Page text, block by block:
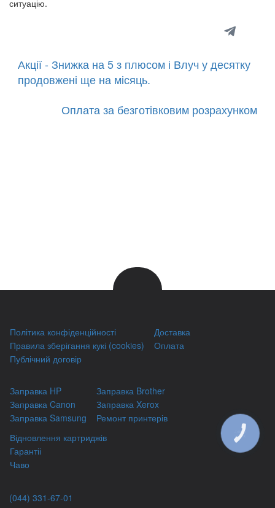
ситуацію.
Акції - Знижка на 5 з плюсом і Влуч у десятку
продовжені ще на місяць.
Оплата за безготівковим розрахунком
Політика конфіденційності
Правила зберігання кукі (cookies)
Публічний договір
Доставка
Оплата
Заправка HP
Заправка Canon
Заправка Samsung
Заправка Brother
Заправка Xerox
Ремонт принтерів
Відновлення картриджів
Гарантіі
Чаво
(044) 331-67-01
КНОПКА
ЗВ'ЯЗКУ